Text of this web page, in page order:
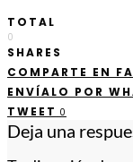
TOTAL
0
SHARES
COMPARTE EN
ENVÍALO POR
TWEET 0
Deja una